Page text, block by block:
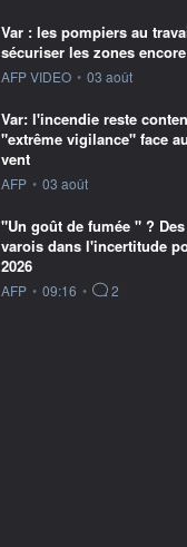
Var : les pompiers au
sécuriser les zones
information fournie par
AFP VIDEO • 03 août
Var: l'incendie reste
"extrême vigilance" face
vent
information fournie par
AFP • 03 août
"Un goût de fumée " ?
varois dans l'incertitude
2026
information fournie par
AFP • 09:16 • 2